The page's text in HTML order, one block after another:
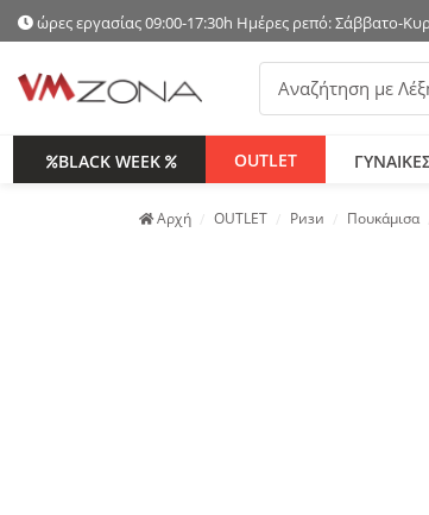
ώρες εργασίας 09:00-17:30h Ημέρες ρεπό: Σάββατο-
BLACK WEEK OUTLET
Аρχή OUTLET Ризи Πουκάμισα